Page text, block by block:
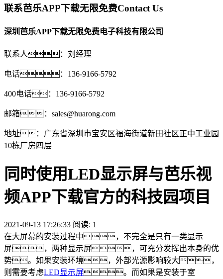
联系芭乐APP下载无限免费Contact Us
深圳芭乐APP下载无限免费电子科技有限公司
联系人：刘经理
电话：136-9166-5792
400电话：136-9166-5792
邮箱：sales@huarong.com
地址：广东省深圳市宝安区福海街道新田社区正中工业园
10栋厂房四层
同时使用LED显示屏与芭乐视
频APP下载官方的科技园项目
2021-09-13 17:26:33 阅读: 1
在大屏幕的安装过程中，不完全是只有一类显示
屏，两种显示屏，可充分发挥出本身的优
势。如果安装环境，外部光源影响较大，
则需要考虑LED显示屏。而如果是安装于室